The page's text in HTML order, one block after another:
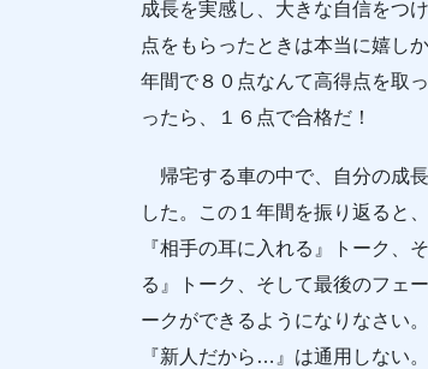
成長を実感し、大きな自信をつ
点をもらったときは本当に嬉し
年間で８０点なんて高得点を取
ったら、１６点で合格だ！
帰宅する車の中で、自分の成
した。この１年間を振り返ると
『相手の耳に入れる』トーク、
る』トーク、そして最後のフェ
ークができるようになりなさい
『新人だから…』は通用しない